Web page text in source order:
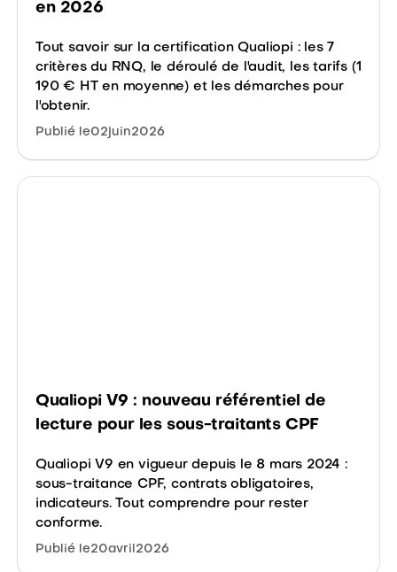
en 2026
Tout savoir sur la certification Qualiopi : les 7
critères du RNQ, le déroulé de l'audit, les tarifs (1
190 € HT en moyenne) et les démarches pour
l'obtenir.
Publié le02juin2026
Qualiopi V9 : nouveau référentiel de
lecture pour les sous-traitants CPF
Qualiopi V9 en vigueur depuis le 8 mars 2024 :
sous-traitance CPF, contrats obligatoires,
indicateurs. Tout comprendre pour rester
conforme.
Publié le20avril 2026